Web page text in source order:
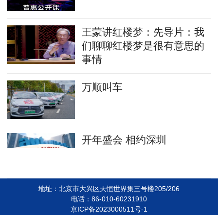
王蒙讲红楼梦：先导片：我
们聊聊红楼梦是很有意思的
事情
万顺叫车
开年盛会 相约深圳
地址：北京市大兴区天恒世界集三号楼205/206
电话：86-010-60231910
京ICP备2023000511号-1